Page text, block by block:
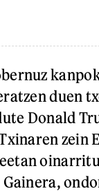
duen
Donald
zein